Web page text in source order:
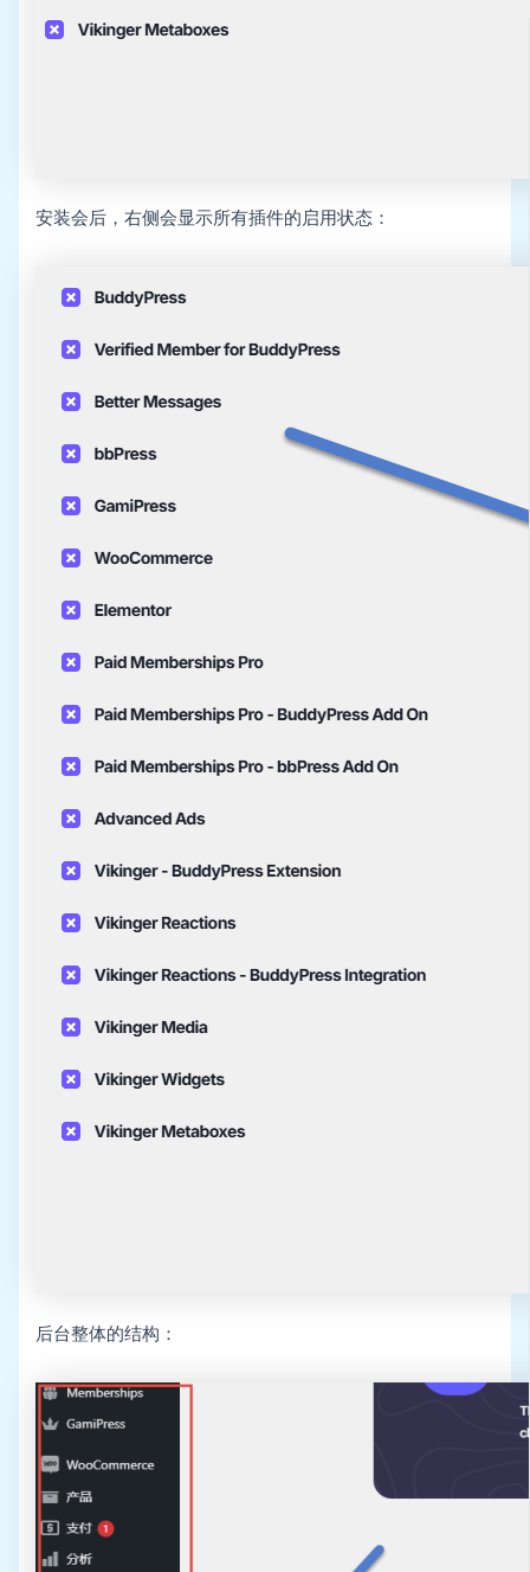
安装会后，右侧会显示所有插件的启用状态：
后台整体的结构：